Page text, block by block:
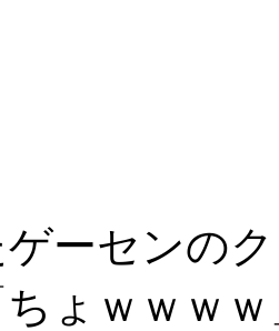
ーセンの
ちょｗｗｗ